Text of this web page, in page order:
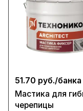
51.70 руб./банка
Мастика для
черепицы